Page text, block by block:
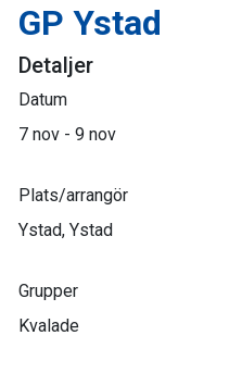
GP Ystad
Detaljer
Datum
7 nov - 9 nov
Plats/arrangör
Ystad, Ystad
Grupper
Kvalade